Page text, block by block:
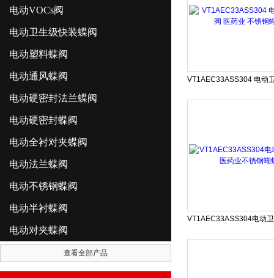
电动VOCs阀
电动卫生级快装蝶阀
电动塑料蝶阀
电动通风蝶阀
电动硬密封法兰蝶阀
电动硬密封蝶阀
电动全衬对夹蝶阀
电动法兰蝶阀
电动不锈钢蝶阀
电动半衬蝶阀
电动对夹蝶阀
查看全部产品